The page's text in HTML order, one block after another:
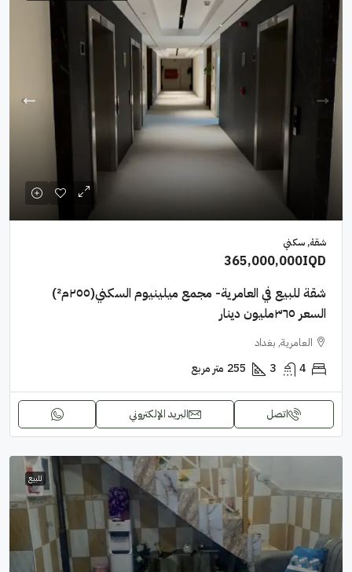
شقة, سكني
365,000,000IQD
شقة للبيع في العامرية- مجمع ميلينيوم السكني(٢٥٥م²)
السعر ٣٦٥مليون دينار
العامرية, بغداد
4
3
255 متر مربع
اتصل البريد الإلكتروني
للبيع